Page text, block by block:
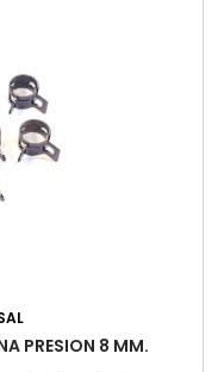
PRESION 8 MM.